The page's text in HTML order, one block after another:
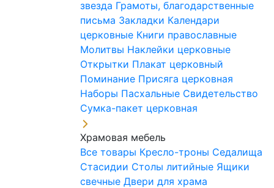
звезда Грамоты, благодарственные
письма Закладки Календари
церковные Книги православные
Молитвы Наклейки церковные
Открытки Плакат церковный
Поминание Присяга церковная
Наборы Пасхальные Свидетельство
Сумка-пакет церковная
Храмовая мебель
Все товары Кресло-троны Седалища
Стасидии Столы литийные Ящики
свечные Двери для храма